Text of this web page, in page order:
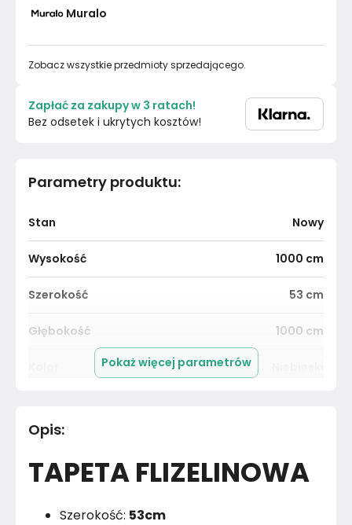
Parametry produktu:
Stan Nowy
Wysokość 1000 cm
Szerokość 53 cm
Głębokość 1000 cm
Materiał
Kolor Błękity granaty
Marka
Pokaż więcej parametrów
Opis:
TAPETA FLIZELINOWA
Szerokość: 53cm
Muralo
Zobacz wszystkie przedmioty sprzedającego.
Zapłać za zakupy w 3 ratach!
Bez odsetek i ukrytych kosztów!